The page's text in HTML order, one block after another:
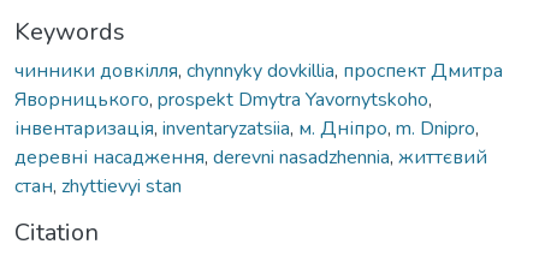
Keywords
чинники довкілля, chynnyky dovkillia, проспект Дмитра
Яворницького, prospekt Dmytra Yavornytskoho,
інвентаризація, inventaryzatsiia, м. Дніпро, m. Dnipro,
деревні насадження, derevni nasadzhennia, життєвий
стан, zhyttievyi stan
Citation